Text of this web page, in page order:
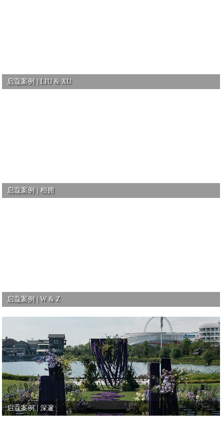
启蔻案例 | LIU & XU
启蔻案例 | 相拥
启蔻案例 | W & Z
启蔻案例 | 深邃